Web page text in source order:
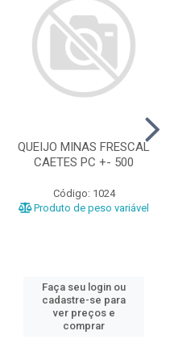
QUEIJO MINAS FRESCAL
CAETES PC +- 500
Código: 1024
Produto de peso variável
Faça seu login ou
cadastre-se para
ver preços e
comprar